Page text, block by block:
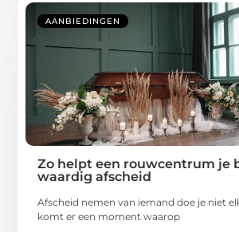
AANBIEDINGEN
Zo helpt een rouwcentrum je
waardig afscheid
Afscheid nemen van iemand doe je niet
komt er een moment waarop